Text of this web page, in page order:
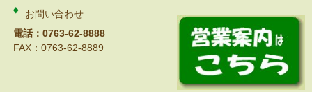
お問い合わせ
電話：0763-62-8888
FAX：0763-62-8889